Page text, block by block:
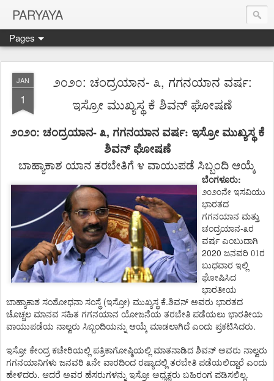
PARYAYA
Pages
JAN
1
೨೦೨೦: ಚಂದ್ರಯಾನ- ೩, ಗಗನಯಾನ ವರ್ಷ:
ಇಸ್ರೋ ಮುಖ್ಯಸ್ಥ ಕೆ ಶಿವನ್ ಘೋಷಣೆ
೨೦೨೦: ಚಂದ್ರಯಾನ- ೩, ಗಗನಯಾನ ವರ್ಷ: ಇಸ್ರೋ ಮುಖ್ಯಸ್ಥ ಕೆ
ಶಿವನ್ ಘೋಷಣೆ
ಬಾಹ್ಯಾಕಾಶ ಯಾನ ತರಬೇತಿಗೆ ೪ ವಾಯುಪಡೆ ಸಿಬ್ಬಂದಿ ಆಯ್ಕೆ
ಬೆಂಗಳೂರು:
೨೦೨೦ನೇ ಇಸವಿಯು
ಭಾರತದ
ಗಗನಯಾನ ಮತ್ತು
ಚಂದ್ರಯಾನ-೩ರ
ವರ್ಷ ಎಂಬುದಾಗಿ
2020 ಜನವರಿ 01ರ
ಬುಧವಾರ ಇಲ್ಲಿ
ಘೋಷಿಸಿದ
ಭಾರತೀಯ
ಬಾಹ್ಯಾಕಾಶ ಸಂಶೋಧನಾ ಸಂಸ್ಥೆ (ಇಸ್ರೋ) ಮುಖ್ಯಸ್ಥ ಕೆ.ಶಿವನ್ ಅವರು ಭಾರತದ
ಚೊಚ್ಚಲ ಮಾನವ ಸಹಿತ ಗಗನಯಾನ ಯೋಜನೆಯ ತರಬೇತಿ ಪಡೆಯಲು ಭಾರತೀಯ
ವಾಯುಪಡೆಯ ನಾಲ್ವರು ಸಿಬ್ಬಂದಿಯನ್ನು ಆಯ್ಕೆ ಮಾಡಲಾಗಿದೆ ಎಂದು ಪ್ರಕಟಿಸಿದರು.
ಇಸ್ರೋ ಕೇಂದ್ರ ಕಚೇರಿಯಲ್ಲಿ ಪತ್ರಿಕಾಗೋಷ್ಠಿಯಲ್ಲಿ ಮಾತನಾಡಿದ ಶಿವನ್ ಅವರು ನಾಲ್ವರು
ಗಗನಯಾನಿಗಳು ಜನವರಿ ೩ನೇ ವಾರದಿಂದ ರಷ್ಯಾದಲ್ಲಿ ತರಬೇತಿ ಪಡೆಯಲಿದ್ದಾರೆ ಎಂದು
ಹೇಳಿದರು. ಆದರೆ ಅವರ ಹೆಸರುಗಳನ್ನು ಇಸ್ರೋ ಅಧ್ಯಕ್ಷರು ಬಹಿರಂಗ ಪಡಿಸಲಿಲ್ಲ.